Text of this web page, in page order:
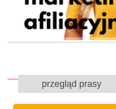
przegląd prasy